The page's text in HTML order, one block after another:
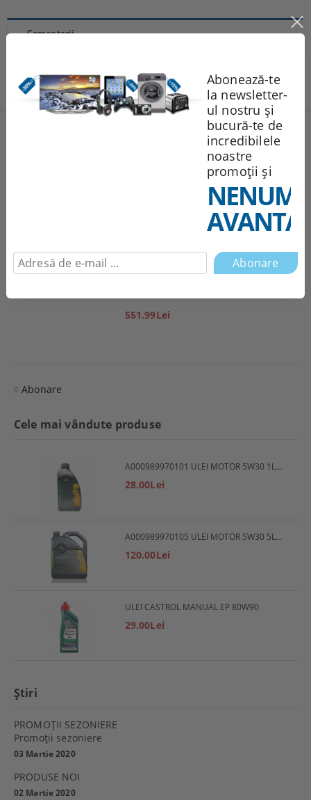
Comentarii
551.99Lei
Abonare
Cele mai vândute produse
A000989970101 ULEI MOTOR 5W30 1L MERCEDES
28.00Lei
A000989970105 ULEI MOTOR 5W30 5L MERCEDES
120.00Lei
ULEI CASTROL MANUAL EP 80W90
29.00Lei
Ştiri
PROMOŢII SEZONIERE
Promoţii sezoniere
03 Martie 2020
PRODUSE NOI
02 Martie 2020
Abonează-te
la newsletter-
ul nostru și
bucură-te de
incredibilele
noastre
promoții și